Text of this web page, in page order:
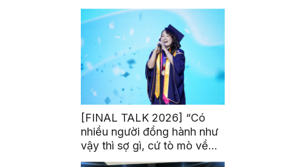
[FINAL TALK 2026] “Có
nhiều người đồng hành như
vậy thì sợ gì, cứ tò mò về
thế giới thôi”